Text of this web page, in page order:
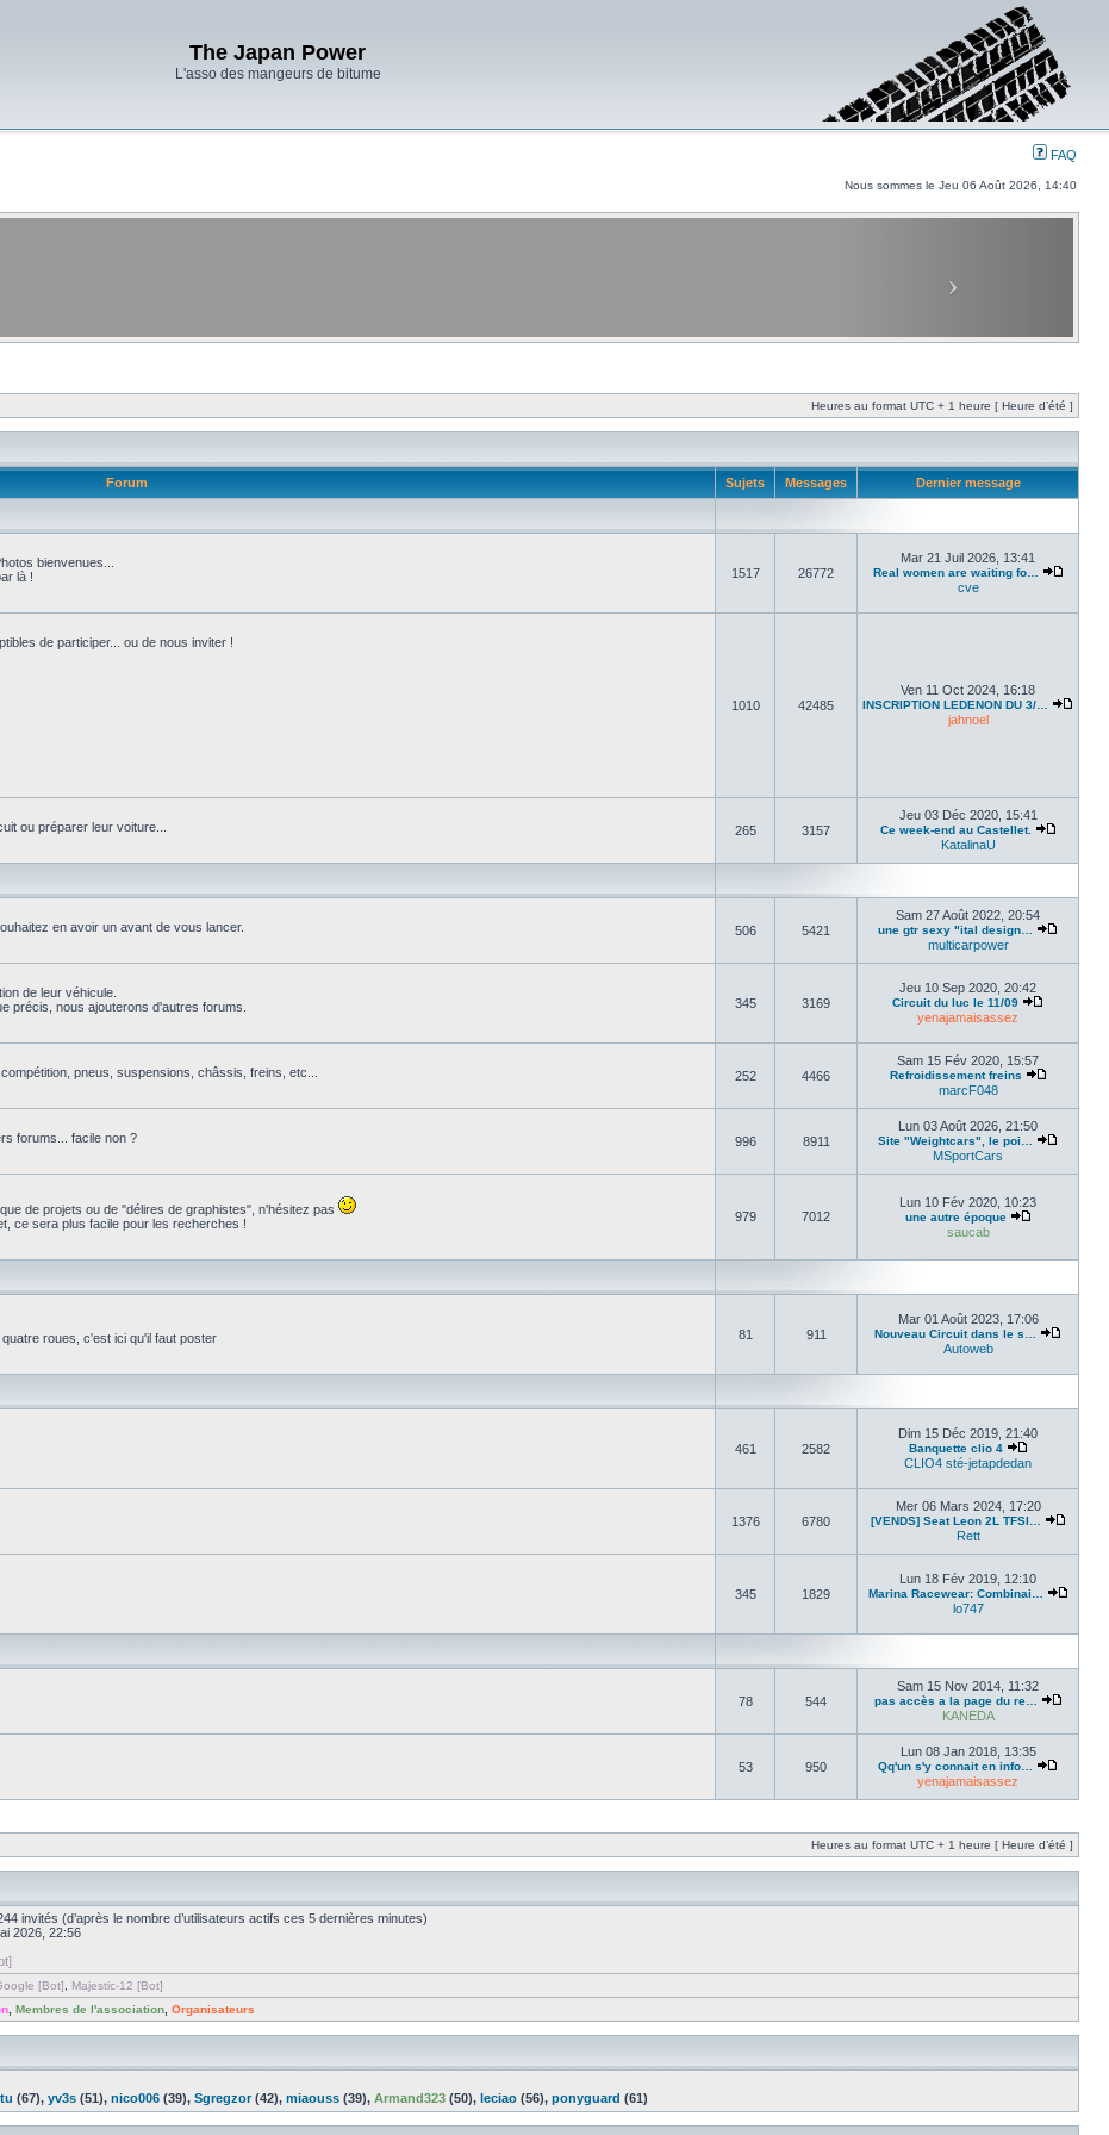
The Japan Power
L'asso des mangeurs de bitume
FAQ
Nous sommes le Jeu 06 Août 2026, 14:40
Heures au format UTC + 1 heure [ Heure d’été ]
Forum Sujets Messages Dernier message
bienvenues...
là !
1517 26772
Mar 21 Juil 2026, 13:41
Real women are waiting fo…
cve
de participer... ou de nous inviter !
1010 42485
Ven 11 Oct 2024, 16:18
INSCRIPTION LEDENON DU 3/…
jahnoel
ou préparer leur voiture...
265 3157
Jeu 03 Déc 2020, 15:41
Ce week-end au Castellet.
KatalinaU
en avoir un avant de vous lancer.
506 5421
Sam 27 Août 2022, 20:54
une gtr sexy "ital design…
multicarpower
de leur véhicule.
précis, nous ajouterons d'autres forums.
345 3169
Jeu 10 Sep 2020, 20:42
Circuit du luc le 11/09
yenajamaisassez
pneus, suspensions, châssis, freins, etc...
252 4466
Sam 15 Fév 2020, 15:57
Refroidissement freins
marcF048
forums... facile non ?
996 8911
Lun 03 Août 2026, 21:50
Site "Weightcars", le poi…
MSportCars
de projets ou de "délires de graphistes", n'hésitez pas
ce sera plus facile pour les recherches !
979 7012
Lun 10 Fév 2020, 10:23
une autre époque
saucab
roues, c'est ici qu'il faut poster
81 911
Mar 01 Août 2023, 17:06
Nouveau Circuit dans le s…
Autoweb
461 2582
Dim 15 Déc 2019, 21:40
Banquette clio 4
CLIO4 sté-jetapdedan
1376 6780
Mer 06 Mars 2024, 17:20
[VENDS] Seat Leon 2L TFSI…
Rett
345 1829
Lun 18 Fév 2019, 12:10
Marina Racewear: Combinai…
lo747
78 544
Sam 15 Nov 2014, 11:32
pas accès a la page du re…
KANEDA
53 950
Lun 08 Jan 2018, 13:35
Qq'un s'y connait en info…
yenajamaisassez
Heures au format UTC + 1 heure [ Heure d’été ]
invités (d’après le nombre d’utilisateurs actifs ces 5 dernières minutes)
2026, 22:56
[Bot]
Majestic-12 [Bot]
Membres de l'association Organisateurs
(67), yv3s (51), nico006 (39), Sgregzor(42), miaouss (39), Armand323 (50), leciao (56), ponyguard (61)